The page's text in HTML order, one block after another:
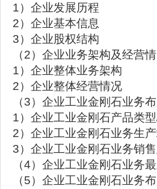
1）企业发展历程
2）企业基本信息
3）企业股权结构
（2）企业业务架构及经营
1）企业整体业务架构
2）企业整体经营情况
（3）企业工业金刚石业务
1）企业工业金刚石产品类
2）企业工业金刚石业务生
3）企业工业金刚石业务销
（4）企业工业金刚石业务
（5）企业工业金刚石业务